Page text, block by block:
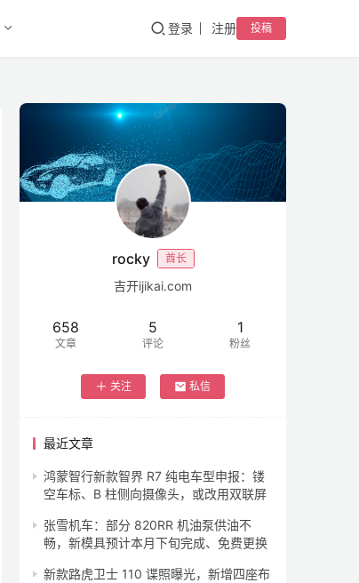
登录 注册 投稿
rocky 酋长
吉开ijikai.com
658
文章
5
评论
1
粉丝
关注 私信
最近文章
鸿蒙智行新款智界 R7 纯电车型申报：镂
空车标、B 柱侧向摄像头，或改用双联屏
张雪机车：部分 820RR 机油泵供油不
畅，新模具预计本月下旬完成、免费更换
新款路虎卫士 110 谍照曝光，新增四座布